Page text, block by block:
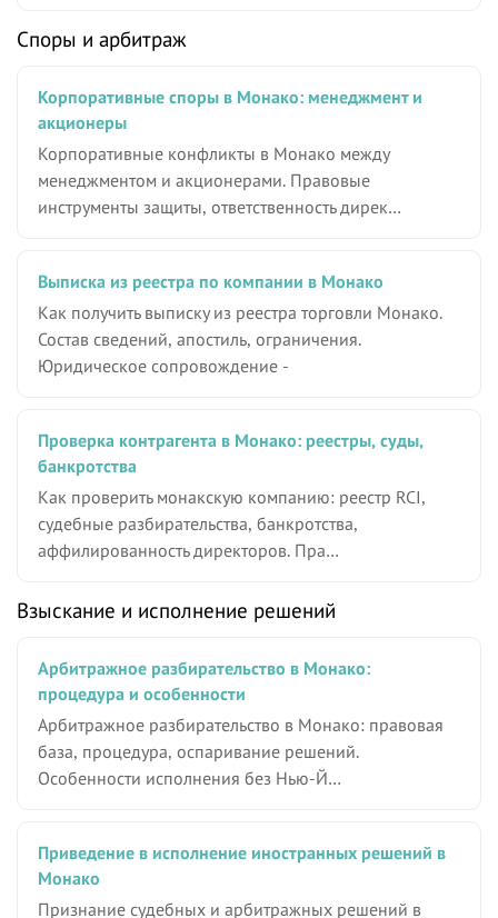
Споры и арбитраж
Корпоративные споры в Монако: менеджмент и
акционеры
Корпоративные конфликты в Монако между
менеджментом и акционерами. Правовые
инструменты защиты, ответственность дирек…
Выписка из реестра по компании в Монако
Как получить выписку из реестра торговли Монако.
Состав сведений, апостиль, ограничения.
Юридическое сопровождение -
Проверка контрагента в Монако: реестры, суды,
банкротства
Как проверить монакскую компанию: реестр RCI,
судебные разбирательства, банкротства,
аффилированность директоров. Пра…
Взыскание и исполнение решений
Арбитражное разбирательство в Монако:
процедура и особенности
Арбитражное разбирательство в Монако: правовая
база, процедура, оспаривание решений.
Особенности исполнения без Нью-Й…
Приведение в исполнение иностранных решений в
Монако
Признание судебных и арбитражных решений в